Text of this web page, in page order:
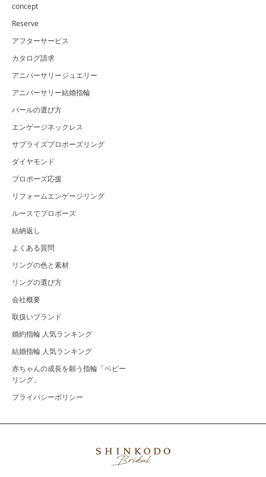
concept
Reserve
アフターサービス
カタログ請求
アニバーサリージュエリー
アニバーサリー結婚指輪
パールの選び方
エンゲージネックレス
サプライズプロポーズリング
ダイヤモンド
プロポーズ応援
リフォームエンゲージリング
ルースでプロポーズ
結納返し
よくある質問
リングの色と素材
リングの選び方
会社概要
取扱いブランド
婚約指輪 人気ランキング
結婚指輪 人気ランキング
赤ちゃんの成長を願う指輪「ベビー
リング」
プライバシーポリシー